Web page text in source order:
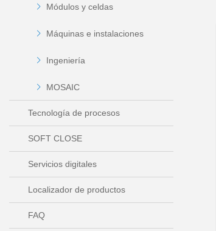
Módulos y celdas
Máquinas e instalaciones
Ingeniería
MOSAIC
Tecnología de procesos
SOFT CLOSE
Servicios digitales
Localizador de productos
FAQ